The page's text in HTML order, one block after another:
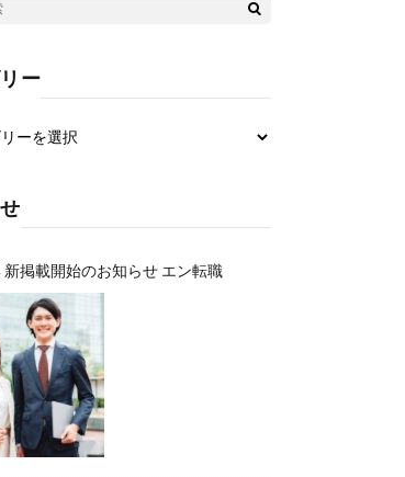
ー
新掲載開始のお知らせ エン転職